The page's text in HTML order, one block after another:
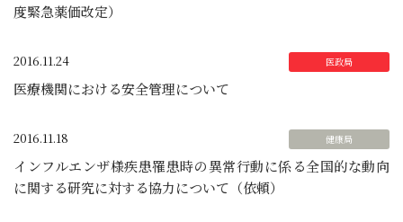
度緊急薬価改定）
2016.11.24
医療機関における安全管理について
2016.11.18
インフルエンザ様疾患罹患時の異常行動に係る全国的な動向
に関する研究に対する協力について（依頼）